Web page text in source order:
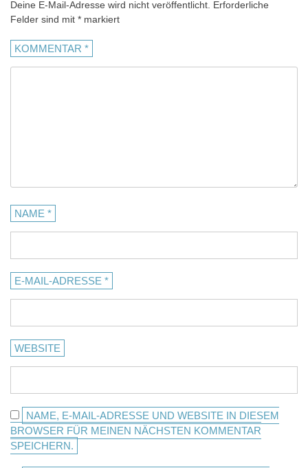
Deine E-Mail-Adresse wird nicht veröffentlicht. Erforderliche
Felder sind mit * markiert
KOMMENTAR *
NAME *
E-MAIL-ADRESSE *
WEBSITE
NAME, E-MAIL-ADRESSE UND WEBSITE IN DIESEM
BROWSER FÜR MEINEN NÄCHSTEN KOMMENTAR
SPEICHERN.